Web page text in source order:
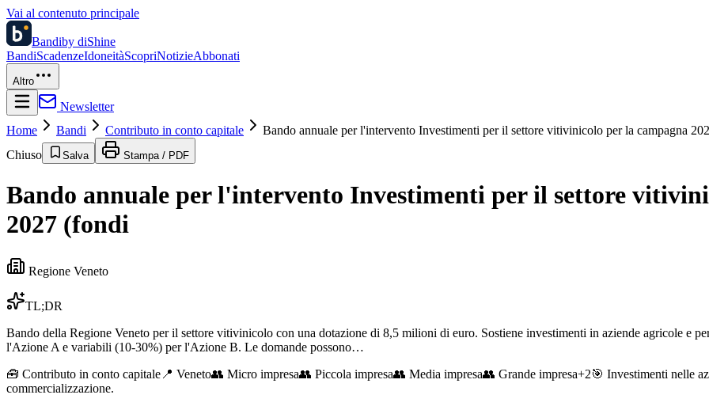
Vai al contenuto principale
Bandiby diShine
BandiScadenzeIdoneitàScopriNotizieAbbonati
Altro
Newsletter
Home
Bandi Contributo in conto capitale
Bando annuale per l'intervento Investimenti per il settore vitivinicolo per la campagna
Chiuso
Salva Stampa / PDF
Bando annuale per l'intervento Investimenti per il settore
2027 (fondi
Regione Veneto
TL;DR
Bando della Regione Veneto per il settore vitivinicolo con una dotazione di 8,5 milioni di euro. Sostiene investimenti in aziende agricole e
l'Azione A e variabili (10-30%) per l'Azione B. Le domande possono…
🧰 Contributo in conto capitale 📍 Veneto👥 Micro impresa👥 Piccola impresa👥 Media impresa👥 Grande impresa+2🎯 Investimenti nelle
commercializzazione.